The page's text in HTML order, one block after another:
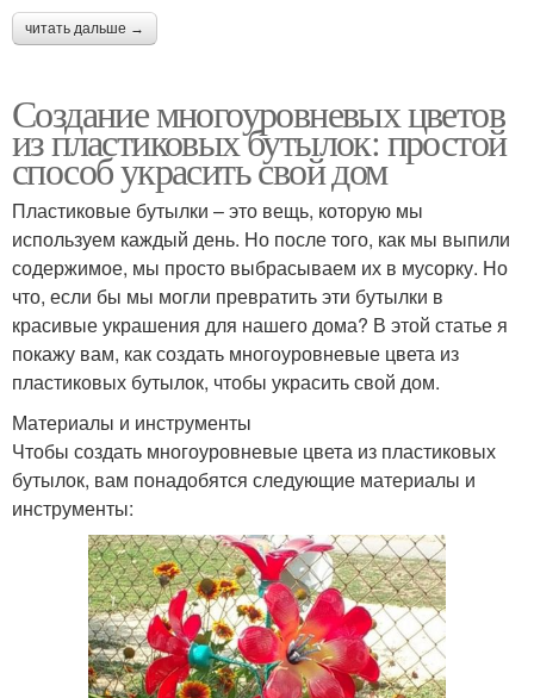
читать дальше →
Создание многоуровневых цветов
из пластиковых бутылок: простой
способ украсить свой дом
Пластиковые бутылки – это вещь, которую мы
используем каждый день. Но после того, как мы выпили
содержимое, мы просто выбрасываем их в мусорку. Но
что, если бы мы могли превратить эти бутылки в
красивые украшения для нашего дома? В этой статье я
покажу вам, как создать многоуровневые цвета из
пластиковых бутылок, чтобы украсить свой дом.
Материалы и инструменты
Чтобы создать многоуровневые цвета из пластиковых
бутылок, вам понадобятся следующие материалы и
инструменты: